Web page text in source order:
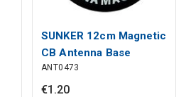
SUNKER 12cm Magnetic
CB Antenna Base
ANT0473
€1 .20